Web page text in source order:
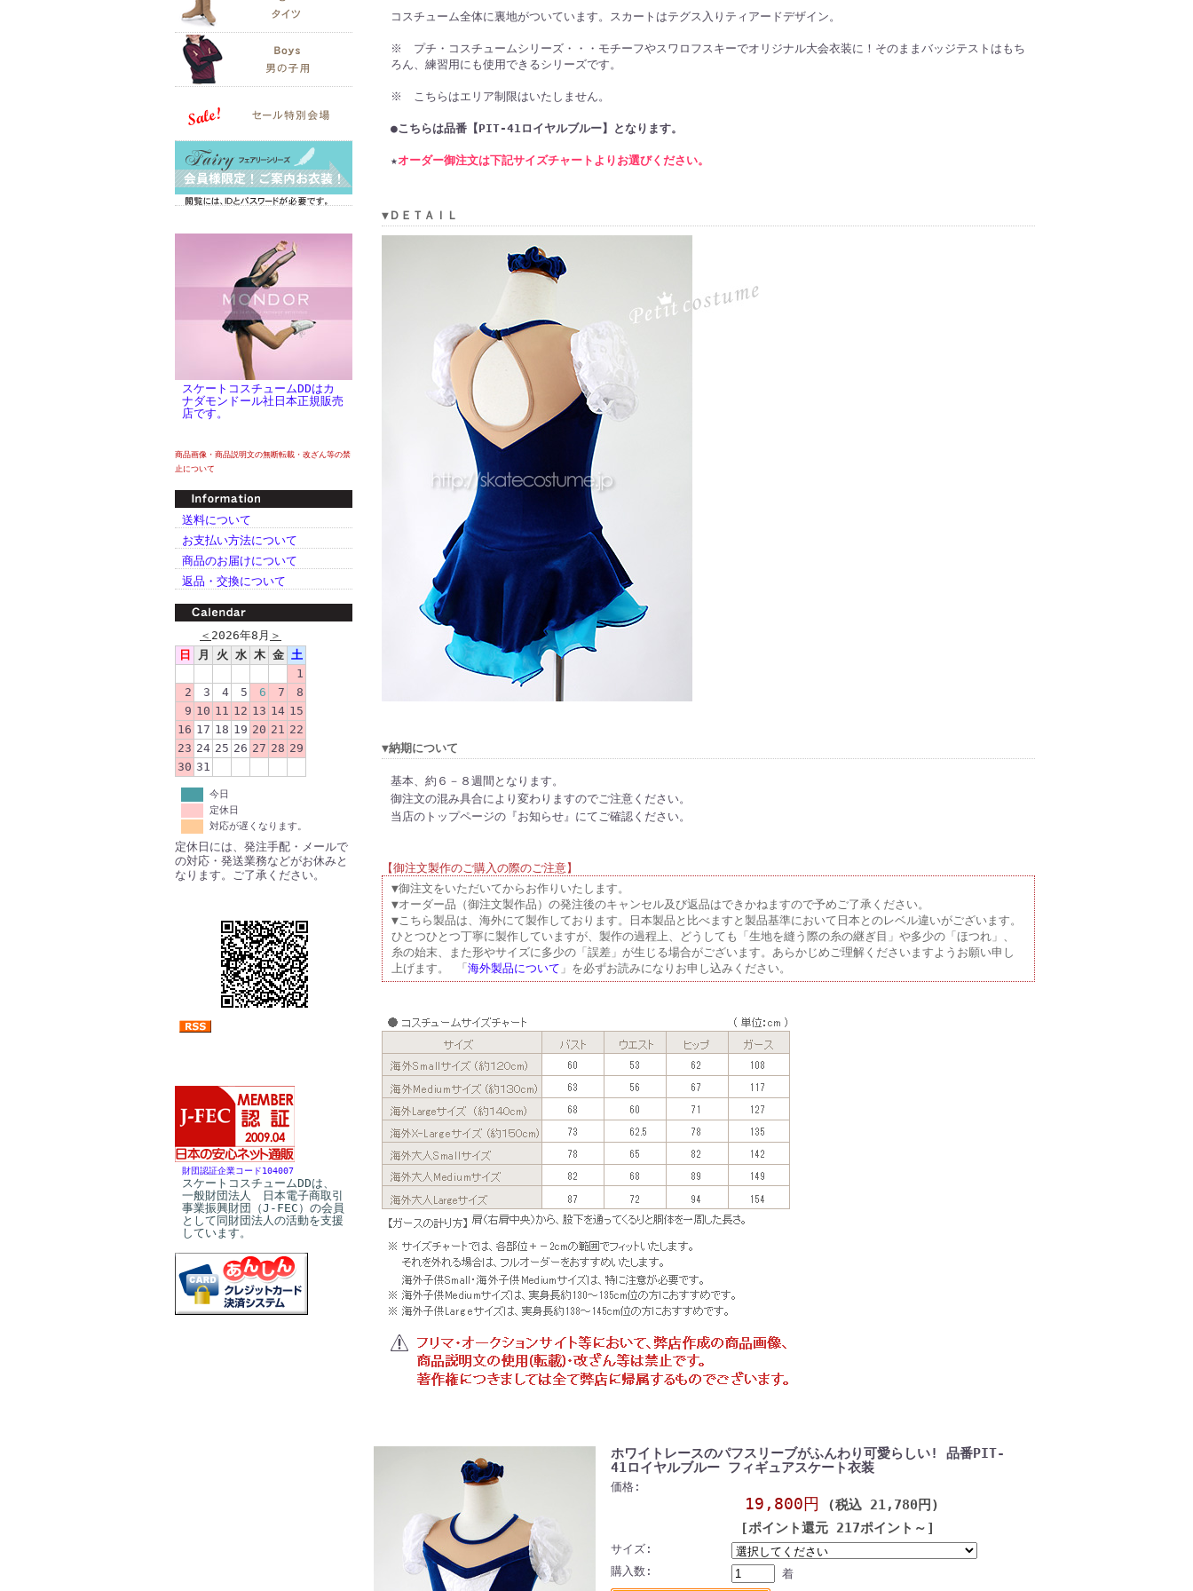
スケートコスチュームDDはカ
ナダモンドール社日本正規販売
店です。
商品画像・商品説明文の無断転載・改ざん等の禁
止について
送料について
お支払い方法について
商品のお届けについて
返品・交換について
＜ 2026年8月 ＞
日
月 火 水 木 金 土
1
2
3 4 5 6 7
8
9 10 11 12 13 14 15
16 17 18 19 20 21 22
23 24 25 26 27 28 29
30 31
今日
定休日
対応が遅くなります。
定休日には、発注手配・メールで
の対応・発送業務などがお休みと
なります。ご了承ください。
財団認証企業コード104007
スケートコスチュームDDは、
一般財団法人 日本電子商取引
事業振興財団（J-FEC）の会員
として同財団法人の活動を支援
しています。
コスチューム全体に裏地がついています。スカートはテグス入りティアードデザイン。
※ プチ・コスチュームシリーズ・・・モチーフやスワロフスキーでオリジナル大会衣装に！そのままバッジテストはもち
ろん、練習用にも使用できるシリーズです。
※ こちらはエリア制限はいたしません。
●こちらは品番【PIT-41ロイヤルブルー】となります。
★オーダー御注文は下記サイズチャートよりお選びください。
▼ＤＥＴＡＩＬ
▼納期について
基本、約６－８週間となります。
御注文の混み具合により変わりますのでご注意ください。
当店のトップページの『お知らせ』にてご確認ください。
【御注文製作のご購入の際のご注意】
▼御注文をいただいてからお作りいたします。
▼オーダー品（御注文製作品）の発注後のキャンセル及び返品はできかねますので予めご了承ください。
▼こちら製品は、海外にて製作しております。日本製品と比べますと製品基準において日本とのレベル違いがございます。
ひとつひとつ丁寧に製作していますが、製作の過程上、どうしても「生地を縫う際の糸の継ぎ目」や多少の「ほつれ」、
糸の始末、また形やサイズに多少の「誤差」が生じる場合がございます。あらかじめご理解くださいますようお願い申し
上げます。 「 海外製品について 」を必ずお読みになりお申し込みください。
ホワイトレースのパフスリーブがふんわり可愛らしい! 品番PIT-
41ロイヤルブルー フィギュアスケート衣装
価格:
19,800円
(税込 21,780円)
[ポイント還元 217ポイント～]
サイズ:
購入数:
着